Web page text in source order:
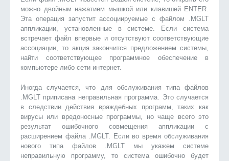
можно двойным нажатием мышкой или клавишей ENTER.
Эта операция запустит ассоциируемые с файлом .MGLT
аппликации, установленные в системе. Если система
встречает файл впервые и отсутствуют соответствующие
ассоциации, то акция закончится предложением системы,
найти соответствующее программное обеспечение в
компьютере либо сети интернет.
Иногда случается, что для обслуживания типа файлов
.MGLT приписана неправильная программа. Это случается
в следствии действия враждебных программ, таких как
вирусы или вредоносные программы, но чаще всего это
результат ошибочного совмещения аппликации с
расширением файла .MGLT. Если во время обслуживания
нового типа файлов .MGLT мы укажем системе
неправильную программу, то система ошибочно будет